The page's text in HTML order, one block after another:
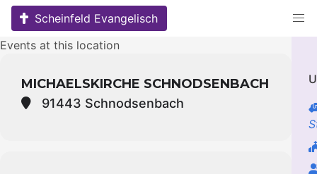
Skip
content
Scheinfeld Evangelisch
Events at this location
MICHAELSKIRCHE SCHNODSENBACH
91443 Schnodsenbach